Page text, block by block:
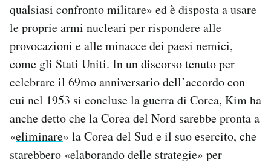
AREA PERSONALE
Newsletter
Notifiche mobile
Regala il Post
Hai bisogno di aiuto?
Esci
qualsiasi confronto militare» ed è disposta a usare
le proprie armi nucleari per rispondere alle
provocazioni e alle minacce dei paesi nemici,
come gli Stati Uniti. In un discorso tenuto per
celebrare il 69mo anniversario dell’accordo con
cui nel 1953 si concluse la guerra di Corea, Kim ha
anche detto che la Corea del Nord sarebbe pronta a
«eliminare» la Corea del Sud e il suo esercito, che
starebbero «elaborando delle strategie» per